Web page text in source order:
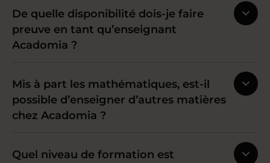
De quelle disponibilité dois-je faire
preuve en tant qu’enseignant
Acadomia ?
Mis à part les mathématiques, est-il
possible d’enseigner d’autres matières
chez Acadomia ?
Quel niveau de formation est